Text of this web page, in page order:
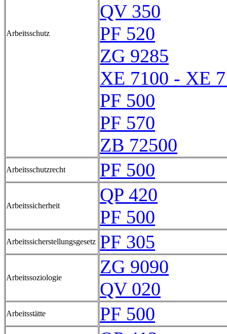
Arbeitsschutz
QV 350
PF 520
ZG 9285
XE 7100 - XE
PF 500
PF 570
ZB 72500
Arbeitsschutzrecht PF 500
Arbeitssicherheit
QP 420
PF 500
Arbeitssicherstellungsgesetz PF 305
Arbeitssoziologie
ZG 9090
QV 020
Arbeitsstätte PF 500